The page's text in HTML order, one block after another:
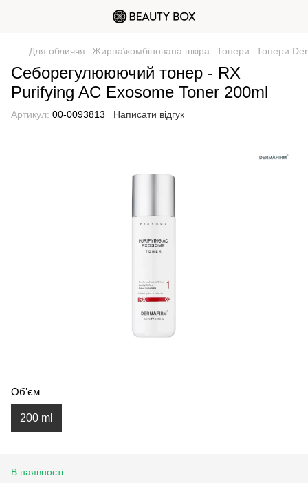
Для обличчя Жирна\комбінована шкіра Тонери Тонери
Себорегулююючий тонер - RX
Purifying AC Exosome Toner 200ml
Артикул: 00-0093813 Написати відгук
Обʼєм
200 ml
В наявності